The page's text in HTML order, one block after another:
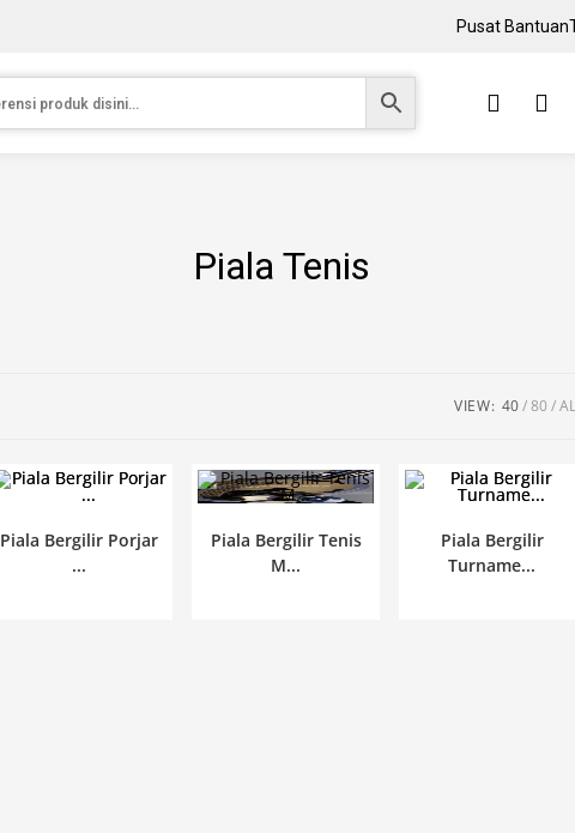
Pusat Bantuan
Piala Tenis
VIEW: 40 80
Piala Bergilir Porjar
...
Piala Bergilir Tenis
M...
Piala Bergilir
Turname...